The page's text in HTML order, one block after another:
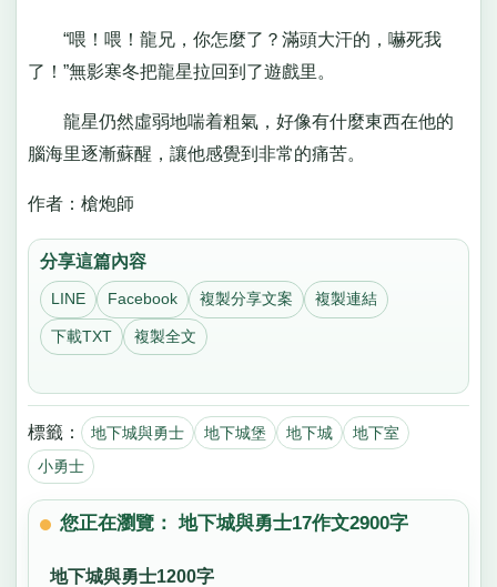
“喂！喂！龍兄，你怎麼了？滿頭大汗的，嚇死我
了！”無影寒冬把龍星拉回到了遊戲里。
龍星仍然虛弱地喘着粗氣，好像有什麼東西在他的
腦海里逐漸蘇醒，讓他感覺到非常的痛苦。
作者：槍炮師
分享這篇內容
LINE Facebook 複製分享文案 複製連結
下載TXT 複製全文
標籤： 地下城與勇士 地下城堡 地下城
地下室
小勇士
您正在瀏覽： 地下城與勇士17作文2900字
地下城與勇士1200字